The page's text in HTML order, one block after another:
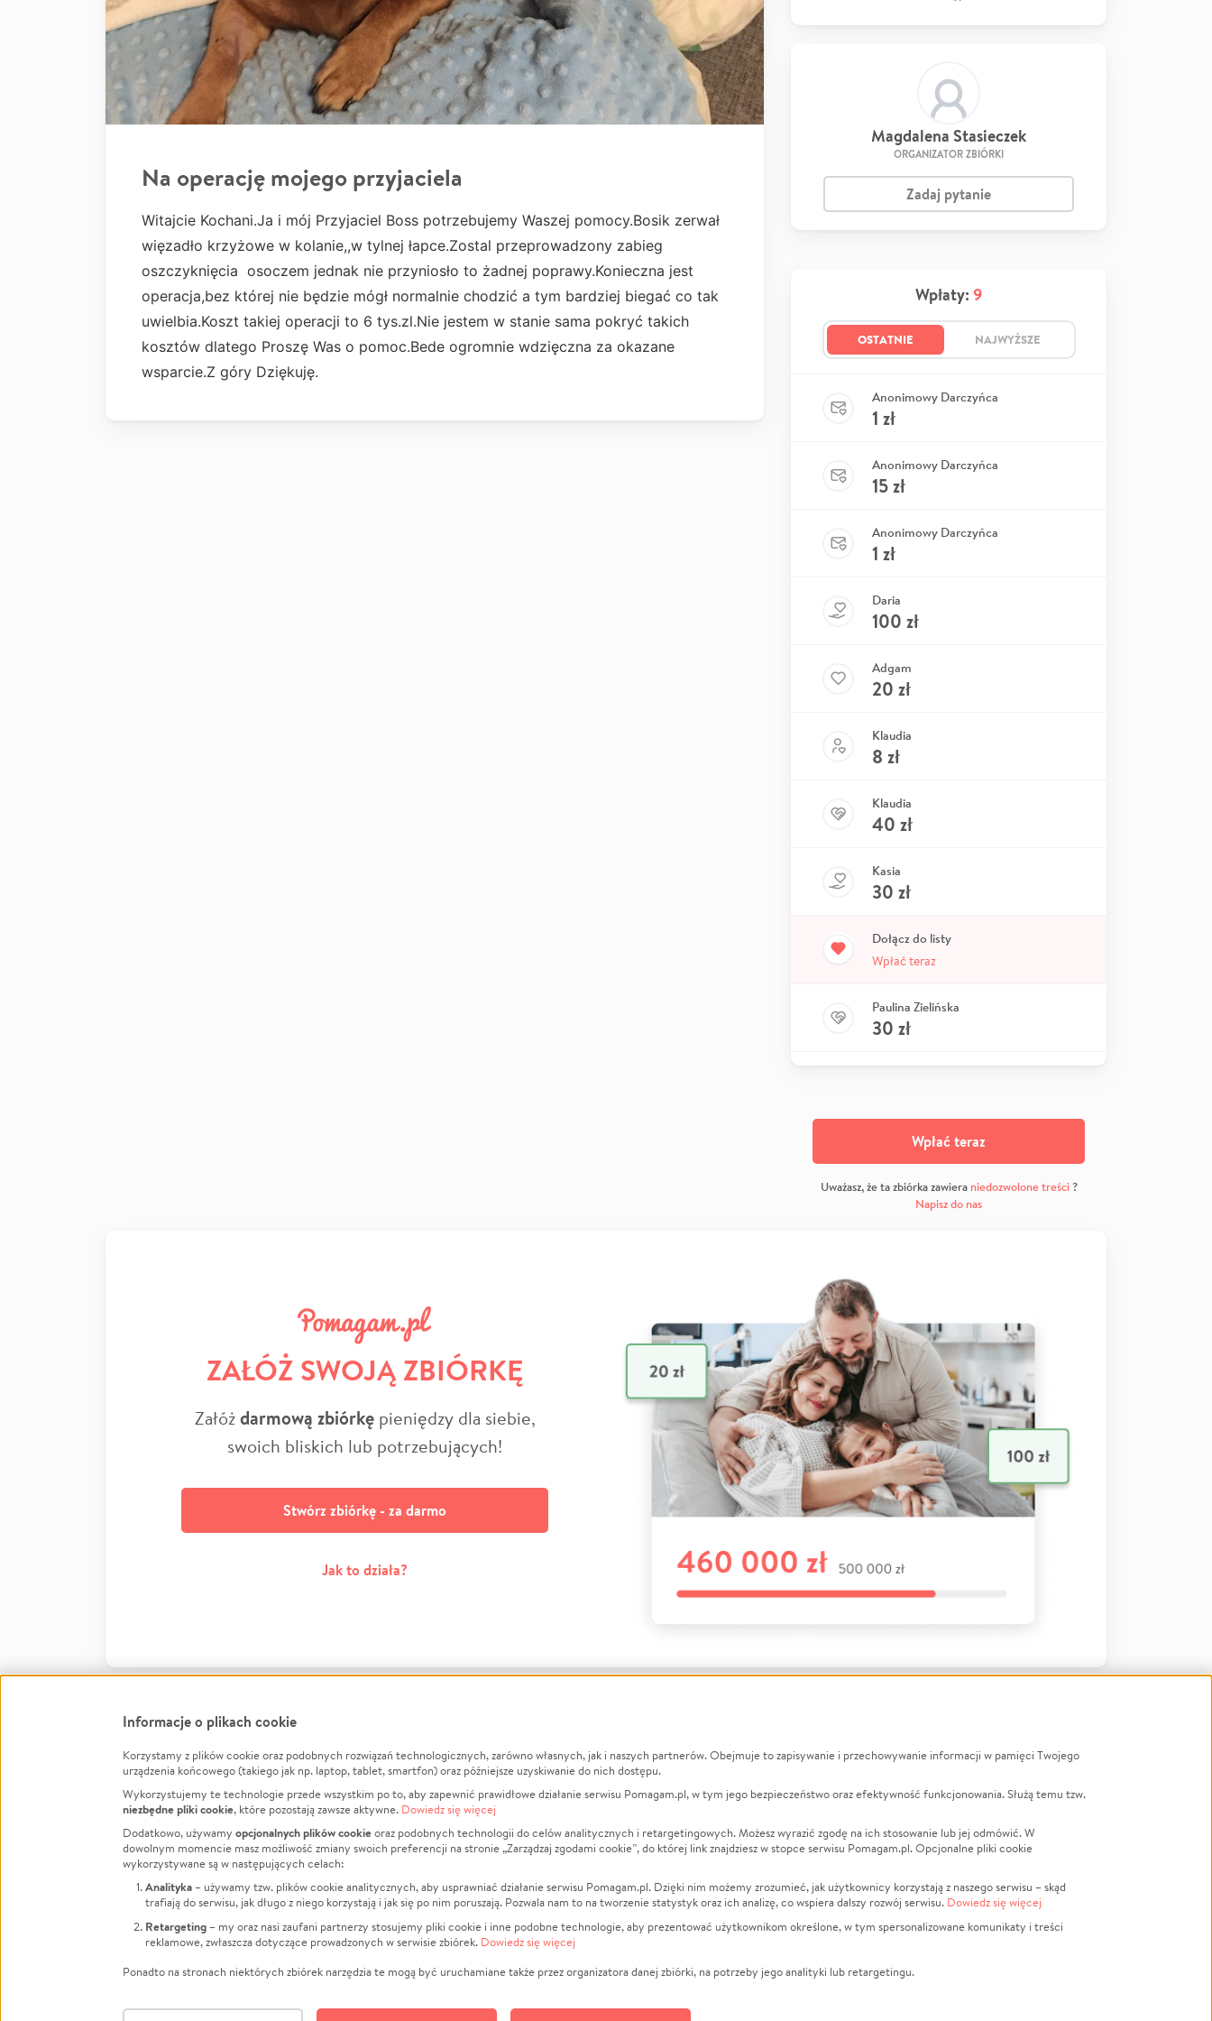
Na operację mojego przyjaciela
Witajcie Kochani.Ja i mój Przyjaciel Boss potrzebujemy Waszej pomocy.Bosik zerwał
więzadło krzyżowe w kolanie,,w tylnej łapce.Zostal przeprowadzony zabieg
oszczyknięcia osoczem jednak nie przyniosło to żadnej poprawy.Konieczna jest
operacja,bez której nie będzie mógł normalnie chodzić a tym bardziej biegać co tak
uwielbia.Koszt takiej operacji to 6 tys.zl.Nie jestem w stanie sama pokryć takich
kosztów dlatego Proszę Was o pomoc.Bede ogromnie wdzięczna za okazane
wsparcie.Z góry Dziękuję.
Magdalena Stasieczek
ORGANIZATOR ZBIÓRKI
Zadaj pytanie
Wpłaty: 9
OSTATNIE NAJWYŻSZE
Anonimowy Darczyńca
1 zł
Anonimowy Darczyńca
15zł
Anonimowy Darczyńca
1 zł
Daria
100 zł
Adgam
20 zł
Klaudia
8 zł
Klaudia
40 zł
Kasia
30 zł
Dołącz do listy
Wpłać teraz
Paulina Zielińska
30 zł
Wpłać teraz
Uważasz, że ta zbiórka zawiera niedozwolone treści?
Napisz do nas
ZAŁÓŻ SWOJĄ ZBIÓRKĘ
Załóżdarmową zbiórkępieniędzy dla siebie,
swoich bliskich lub potrzebujących!
Stwórz zbiórkę - za darmo
Jak to działa?
FacebookTwitter Instagram
LinkedInTikTok Youtube
Informacje
Jak to działa?
Regulamin
Polityka Prywatności
Kontakt
Porównanie serwisów
Polityka plików cookie
Zarządzaj zgodami cookie
O nas
Opinie
Raporty
Za darmo
Dla NGO
Fundacja Pomagam.pl
Zbieraj na
Leczenie
Zwierzęta
Pożar
Sport
Pomoc Finansowa
Pogrzeb
LGBTQ+
Powódź
Wichura
Religia
Edukacja
Informacje o plikach cookie
Korzystamy z plików cookie oraz podobnych rozwiązań technologicznych, zarówno własnych, jak i naszych partnerów. Obejmuje to zapisywanie i przechowywanie informacji w pamięci Twojego
urządzenia końcowego (takiego jak np. laptop, tablet, smartfon) oraz późniejsze uzyskiwanie do nich dostępu.
Wykorzystujemy te technologie przede wszystkim po to, aby zapewnić prawidłowe działanie serwisu Pomagam.pl, w tym jego bezpieczeństwo oraz efektywność funkcjonowania. Służą temu tzw.
niezbędne pliki cookie, które pozostają zawsze aktywne. Dowiedz się więcej
Dodatkowo, używamy opcjonalnych plików cookieoraz podobnych technologii do celów analitycznych i retargetingowych. Możesz wyrazić zgodę na ich stosowanie lub jej odmówić. W
dowolnym momencie masz możliwość zmiany swoich preferencji na stronie „Zarządzaj zgodami cookie”, do której link znajdziesz w stopce serwisu Pomagam.pl. Opcjonalne pliki cookie
wykorzystywane są w następujących celach:
Analityka – używamy tzw. plików cookie analitycznych, aby usprawniać działanie serwisu Pomagam.pl. Dzięki nim możemy zrozumieć, jak użytkownicy korzystają z naszego serwisu – skąd
trafiają do serwisu, jak długo z niego korzystają i jak się po nim poruszają. Pozwala nam to na tworzenie statystyk oraz ich analizę, co wspiera dalszy rozwój serwisu. Dowiedz się więcej
Retargeting – my oraz nasi zaufani partnerzy stosujemy pliki cookie i inne podobne technologie, aby prezentować użytkownikom określone, w tym spersonalizowane komunikaty i treści
reklamowe, zwłaszcza dotyczące prowadzonych w serwisie zbiórek. Dowiedz się więcej
Ponadto na stronach niektórych zbiórek narzędzia te mogą być uruchamiane także przez organizatora danej zbiórki, na potrzeby jego analityki lub retargetingu.